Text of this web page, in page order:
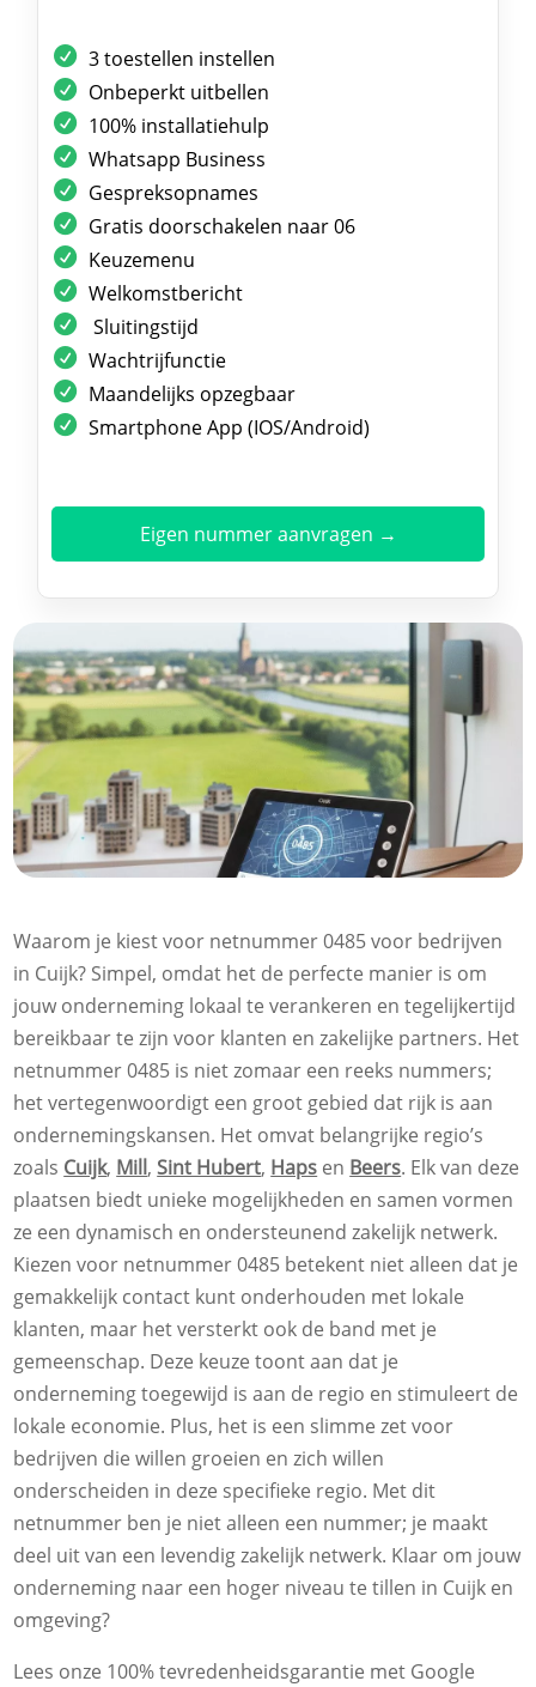
3 toestellen instellen
Onbeperkt uitbellen
100% installatiehulp
Whatsapp Business
Gespreksopnames
Gratis doorschakelen naar 06
Keuzemenu
Welkomstbericht
Sluitingstijd
Wachtrijfunctie
Maandelijks opzegbaar
Smartphone App (IOS/Android)
Eigen nummer aanvragen →
Waarom je kiest voor netnummer 0485 voor bedrijven
in Cuijk? Simpel, omdat het de perfecte manier is om
jouw onderneming lokaal te verankeren en tegelijkertijd
bereikbaar te zijn voor klanten en zakelijke partners. Het
netnummer 0485 is niet zomaar een reeks nummers;
het vertegenwoordigt een groot gebied dat rijk is aan
ondernemingskansen. Het omvat belangrijke regio’s
zoals Cuijk, Mill,Sint Hubert, Haps en Beers. Elk van deze
plaatsen biedt unieke mogelijkheden en samen vormen
ze een dynamisch en ondersteunend zakelijk netwerk.
Kiezen voor netnummer 0485 betekent niet alleen dat je
gemakkelijk contact kunt onderhouden met lokale
klanten, maar het versterkt ook de band met je
gemeenschap. Deze keuze toont aan dat je
onderneming toegewijd is aan de regio en stimuleert de
lokale economie. Plus, het is een slimme zet voor
bedrijven die willen groeien en zich willen
onderscheiden in deze specifieke regio. Met dit
netnummer ben je niet alleen een nummer; je maakt
deel uit van een levendig zakelijk netwerk. Klaar om jouw
onderneming naar een hoger niveau te tillen in Cuijk en
omgeving?
Lees onze 100% tevredenheidsgarantie met Google